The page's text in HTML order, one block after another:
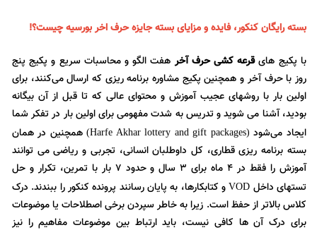
بسته رایگان کنکور، فایده و مزایای بسته جایزه حرف اخر بورسیه چیست؟!
با پکیج هایقرعه کشی حرف آخرهفت الگو و محاسبات سریع و پکیج پنج
روز با حرف آخر و همچنین پکیج مشاوره برنامه ریزی که ارسال می‌کنند، برای
اولین بار با روشهای عجیب آموزش و محتوای عالی که تا قبل از آن بیگانه
بودید، آشنا می شوید و تدریس به شدت مفهومی برای اولین بار در تفکر شما
ایجاد می‌شود (Harfe Akhar lottery and gift packages)
همچنین در همان
بسته برنامه ریزی قطاری، کل داوطلبان انسانی، تجربی و ریاضی می توانند
آموزش را فقط در ۴ ماه برای 3 سال و حدود 7 بار با تمرین، تکرار و حل
تستهای داخل VOD و کتابکارها، به پایان رسانند پرونده کنکور را ببندند. درک
کلاس بالاتر از حفظ است. زیرا به خاطر سپردن برخی اصطلاحات یا موضوعات
برای درک آن ها کافی نیست، باید ارتباط بین موضوعات مفاهیم را نیز